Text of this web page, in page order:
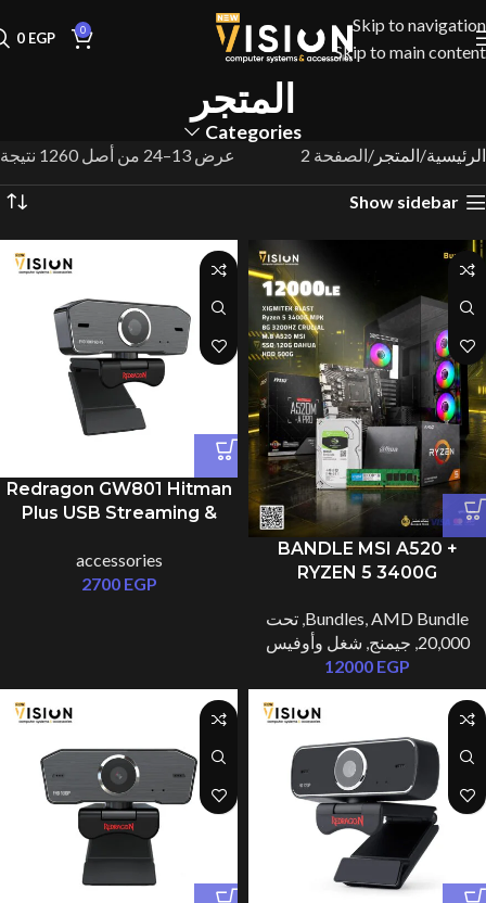
Skip to navigation
Skip to main content
0
0 EGP
المتجر
Categories
الرئيسية المتجر الصفحة 2 عرض 13–24 من أصل 1260 نتيجة
Show sidebar
BANDLE MSI A520 +
RYZEN 5 3400G
Bundles,AMD Bundle
, تحت
20,000
, جيمنج, شغل وأوفيس
12000 EGP
Redragon GW801 Hitman
Plus USB Streaming &
accessories
2700 EGP